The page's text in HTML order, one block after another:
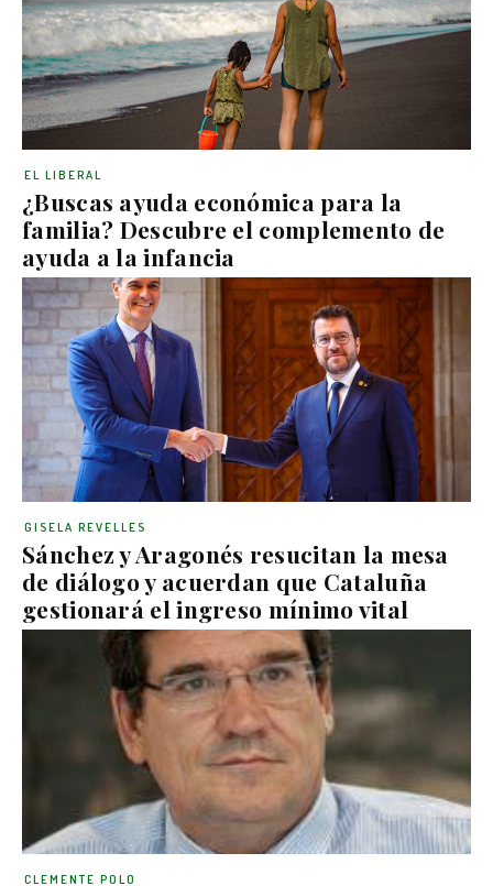
¿Buscas ayuda económica para la
familia? Descubre el complemento de
ayuda a la infancia
EL LIBERAL
Sánchez y Aragonés resucitan la mesa
de diálogo y acuerdan que Cataluña
gestionará el ingreso mínimo vital
GISELA REVELLES
CLEMENTE POLO